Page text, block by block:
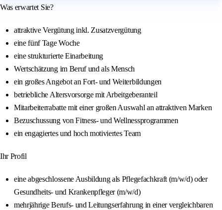
Was erwartet Sie?
attraktive Vergütung inkl. Zusatzvergütung
eine fünf Tage Woche
eine strukturierte Einarbeitung
Wertschätzung im Beruf und als Mensch
ein großes Angebot an Fort- und Weiterbildungen
betriebliche Altersvorsorge mit Arbeitgeberanteil
Mitarbeiterrabatte mit einer großen Auswahl an attraktiven Marken
Bezuschussung von Fitness- und Wellnessprogrammen
ein engagiertes und hoch motiviertes Team
Ihr Profil
eine abgeschlossene Ausbildung als Pflegefachkraft (m/w/d) oder
Gesundheits- und Krankenpfleger (m/w/d)
mehrjährige Berufs- und Leitungserfahrung in einer vergleichbaren